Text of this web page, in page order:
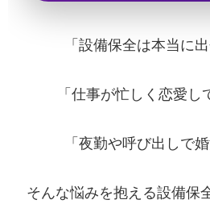
「設備保全は本当に
「仕事が忙しく恋愛し
「夜勤や呼び出しで
そんな悩みを抱える設備保